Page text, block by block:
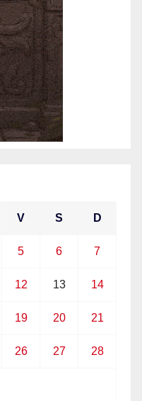
V S D
5 6 7
12 13 14
19 20 21
26 27 28